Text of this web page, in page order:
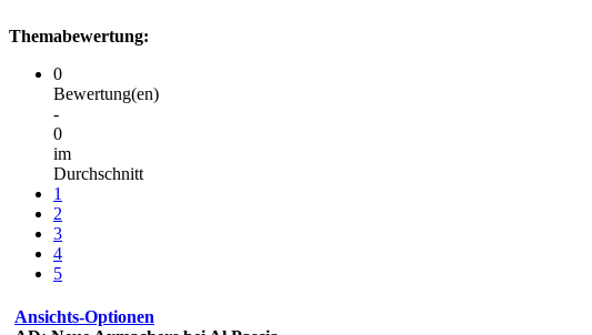
Themabewertung:
0
Bewertung(en)
-
0
im
Durchschnitt
1
2
3
4
5
Ansichts-Optionen